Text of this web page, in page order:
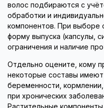
волос подбираются с
обработки и
компонентов. При выборе
форму выпуска (капсулы,
ограничения и наличие
Отдельно оцените, кому
некоторые составы имеют
беременности,
при хронических